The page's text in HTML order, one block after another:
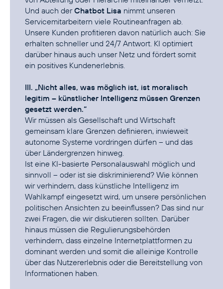
Und auch derChatbot Lisa nimmt unseren
Servicemitarbeitern viele Routineanfragen ab.
Unsere Kunden profitieren davon natürlich auch: Sie
erhalten schneller und 24/7 Antwort. KI optimiert
darüber hinaus auch unser Netz und fördert somit
ein positives Kundenerlebnis.
III. „Nicht alles, was möglich ist, ist moralisch
legitim – künstlicher Intelligenz müssen Grenzen
gesetzt werden.“
Wir müssen als Gesellschaft und Wirtschaft
gemeinsam klare Grenzen definieren, inwieweit
autonome Systeme vordringen dürfen – und das
über Ländergrenzen hinweg.
Ist eine KI-basierte Personalauswahl möglich und
sinnvoll – oder ist sie diskriminierend? Wie können
wir verhindern, dass künstliche Intelligenz im
Wahlkampf eingesetzt wird, um unsere persönlichen
politischen Ansichten zu beeinflussen? Das sind nur
zwei Fragen, die wir diskutieren sollten. Darüber
hinaus müssen die Regulierungsbehörden
verhindern, dass einzelne Internetplattformen zu
dominant werden und somit die alleinige Kontrolle
über das Nutzererlebnis oder die Bereitstellung von
Informationen haben.